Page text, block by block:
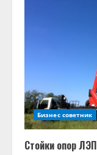
Бизнес советник
Стойки опор ЛЭП